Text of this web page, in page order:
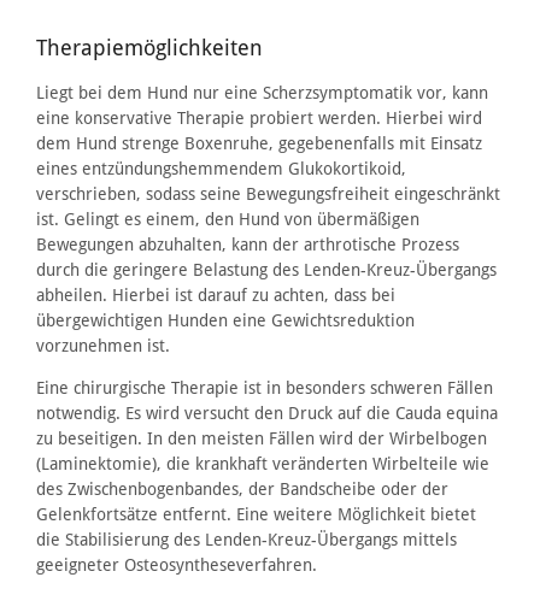
Therapiemöglichkeiten
Liegt bei dem Hund nur eine Scherzsymptomatik vor, kann
eine konservative Therapie probiert werden. Hierbei wird
dem Hund strenge Boxenruhe, gegebenenfalls mit Einsatz
eines entzündungshemmendem Glukokortikoid,
verschrieben, sodass seine Bewegungsfreiheit eingeschränkt
ist. Gelingt es einem, den Hund von übermäßigen
Bewegungen abzuhalten, kann der arthrotische Prozess
durch die geringere Belastung des Lenden-Kreuz-Übergangs
abheilen. Hierbei ist darauf zu achten, dass bei
übergewichtigen Hunden eine Gewichtsreduktion
vorzunehmen ist.
Eine chirurgische Therapie ist in besonders schweren Fällen
notwendig. Es wird versucht den Druck auf die Cauda equina
zu beseitigen. In den meisten Fällen wird der Wirbelbogen
(Laminektomie), die krankhaft veränderten Wirbelteile wie
des Zwischenbogenbandes, der Bandscheibe oder der
Gelenkfortsätze entfernt. Eine weitere Möglichkeit bietet
die Stabilisierung des Lenden-Kreuz-Übergangs mittels
geeigneter Osteosyntheseverfahren.